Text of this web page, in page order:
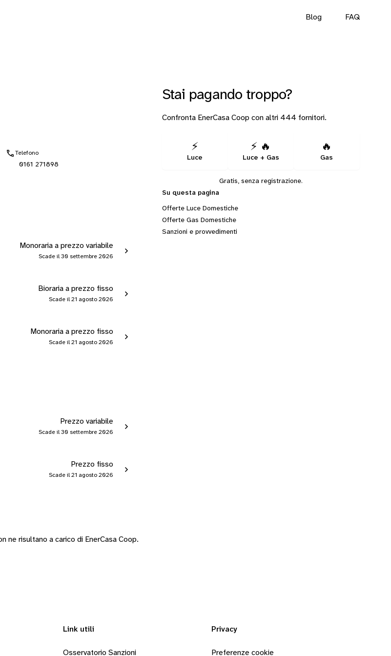
Blog FAQ
Telefono
0161 271898
Monoraria a prezzo variabile
Scade il 30 settembre 2026
Bioraria a prezzo fisso
Scade il 21 agosto 2026
Monoraria a prezzo fisso
Scade il 21 agosto 2026
Prezzo variabile
Scade il 30 settembre 2026
Prezzo fisso
Scade il 21 agosto 2026
ne risultano a carico di EnerCasa Coop.
Stai pagando troppo?
Confronta EnerCasa Coop con altri 444 fornitori.
⚡
Luce
⚡ 🔥
Luce + Gas
🔥
Gas
Gratis, senza registrazione.
Su questa pagina
Offerte Luce Domestiche
Offerte Gas Domestiche
Sanzioni e provvedimenti
Link utili
Osservatorio Sanzioni
Privacy
Preferenze cookie